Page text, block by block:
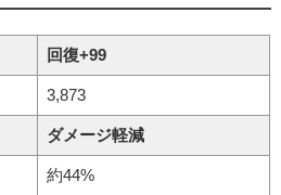
回復+99
3,873
ダメージ軽減
約44%